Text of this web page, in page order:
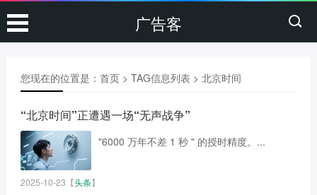
广告客
您现在的位置是： 首页> TAG信息列表 > 北京时间
“北京时间”正遭遇一场“无声战争”
"6000 万年不差 1 秒 " 的授时精度。...
2025-10-23 【头条】